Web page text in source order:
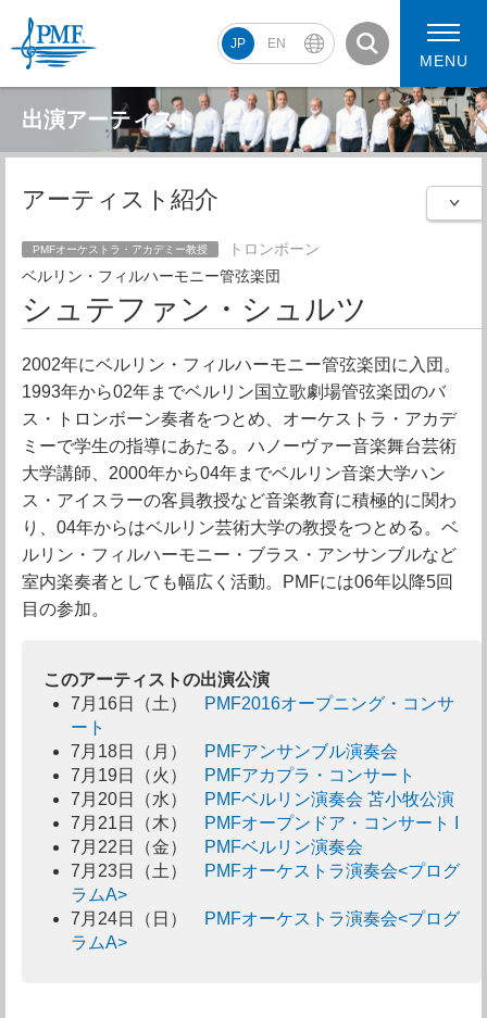
JP EN
PMF2026 スケジュール
PMF2026 アーティスト
MENU
出演アーティスト
アーティスト紹介
PMFオーケストラ・アカデミー教授
トロンボーン
ベルリン・フィルハーモニー管弦楽団
シュテファン・シュルツ
2002年にベルリン・フィルハーモニー管弦楽団に入団。
1993年から02年までベルリン国立歌劇場管弦楽団のバ
ス・トロンボーン奏者をつとめ、オーケストラ・アカデ
ミーで学生の指導にあたる。ハノーヴァー音楽舞台芸術
大学講師、2000年から04年までベルリン音楽大学ハン
ス・アイスラーの客員教授など音楽教育に積極的に関わ
り、04年からはベルリン芸術大学の教授をつとめる。ベ
ルリン・フィルハーモニー・ブラス・アンサンブルなど
室内楽奏者としても幅広く活動。PMFには06年以降5回
目の参加。
このアーティストの出演公演
7月16日（土）
PMF2016オープニング・コンサ
ート
7月18日（月）
PMFアンサンブル演奏会
7月19日（火）
PMFアカプラ・コンサート
7月20日（水）
PMFベルリン演奏会 苫小牧公演
7月21日（木）
PMFオープンドア・コンサート I
7月22日（金）
PMFベルリン演奏会
7月23日（土）
PMFオーケストラ演奏会<プログ
ラムA>
7月24日（日）
PMFオーケストラ演奏会<プログ
ラムA>